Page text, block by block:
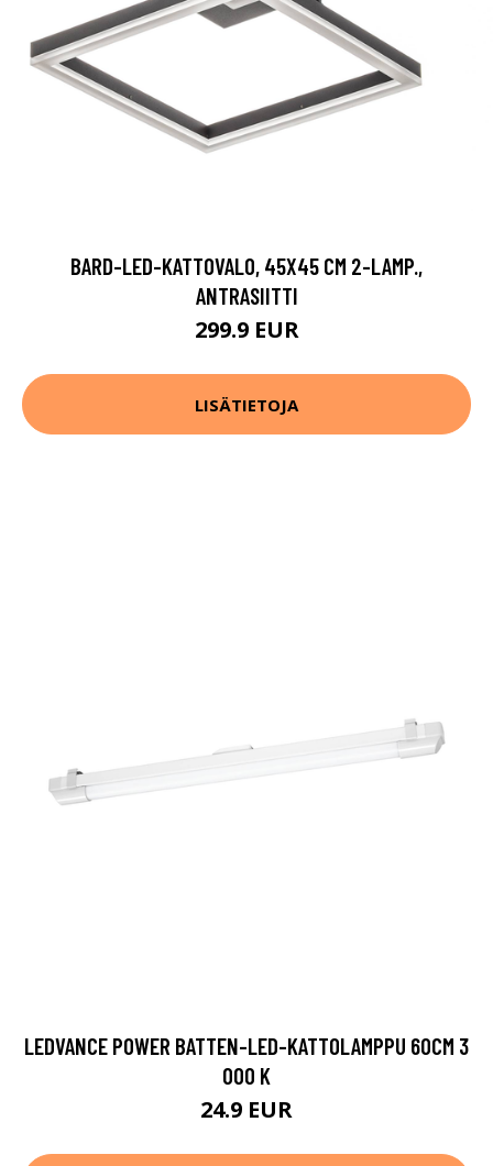
BARD-LED-KATTOVALO, 45X45 CM 2-LAMP.,
ANTRASIITTI
299.9 EUR
LISÄTIETOJA
LEDVANCE POWER BATTEN-LED-KATTOLAMPPU 60CM 3
000 K
24.9 EUR